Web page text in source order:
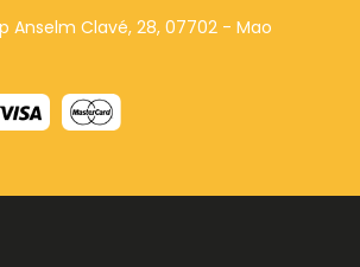
Anselm Clavé, 28, 07702 - Mao